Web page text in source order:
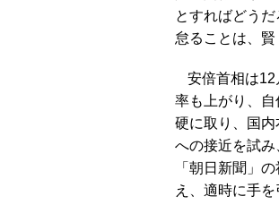
とすればどう
怠ることは、
安倍首相は12
率も上がり、
硬に取り、国
への接近を試み
「朝日新聞」
え、適時に手